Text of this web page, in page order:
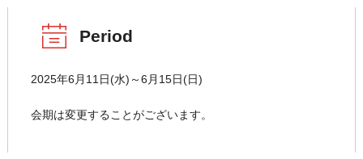
Period
2025年6月11日(水)～6月15日(日)
会期は変更することがございます。